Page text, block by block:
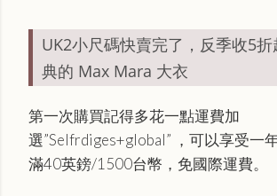
UK2小尺碼快賣完了，反季收5
典的 Max Mara 大衣
第一次購買記得多花一點運費加
選”Selfrdiges+global” ，可以享受一
滿40英鎊/1500台幣，免國際運費。